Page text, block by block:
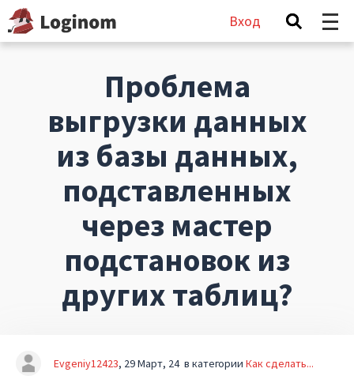
Вход
Проблема
выгрузки данных
из базы данных,
подставленных
через мастер
подстановок из
других таблиц?
Evgeniy12423 29 Март, 24 в категории Как сделать...